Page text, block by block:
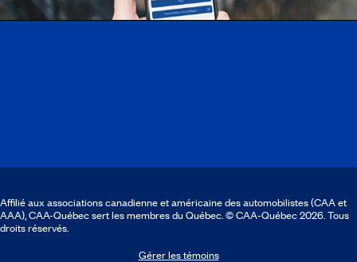
Affilié aux associations canadienne et américaine des automobilistes (CAA et
AAA), CAA-Québec sert les membres du Québec. © CAA‑Québec 2026. Tous
droits réservés.
Gérer les témoins